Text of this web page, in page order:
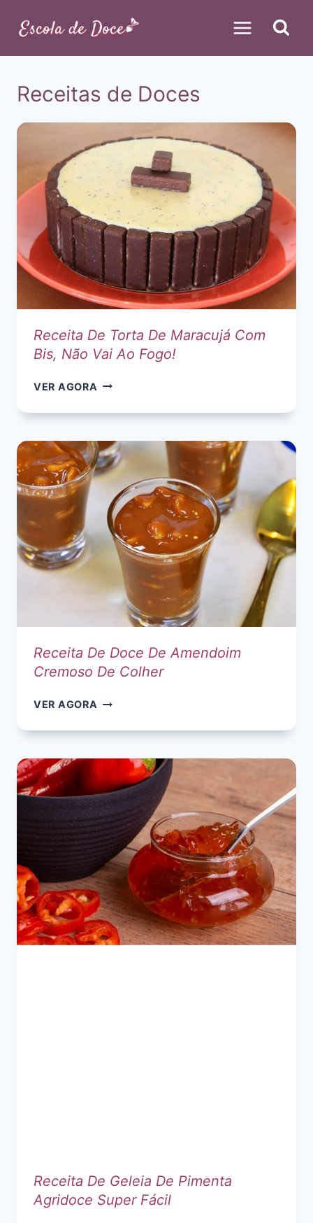
para
Receitas de Doces
Receita De Torta De Maracujá Com
Bis, Não Vai Ao Fogo!
VER AGORA RECEITA
TORTA
MARACUJÁ
COM
BIS,
NÃO
VAI
AO
FOGO!
Receita De Doce De Amendoim
Cremoso De Colher
VER AGORA RECEITA
DOCE
AMENDOIM
CREMOSO
DE
COLHER
Receita De Geleia De Pimenta
Agridoce Super Fácil